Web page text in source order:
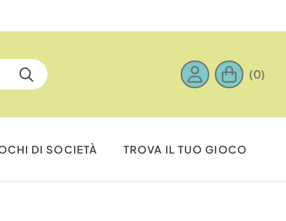
(0)
DI SOCIETÀ TROVA IL TUO GIOCO